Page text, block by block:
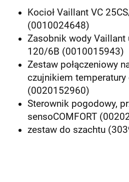
Kocioł Vaillant VC
(0010024648)
Zasobnik wody Vaillant
120/6B (0010015943)
Zestaw połączeniowy
czujnikiem temperatury
(0020152960)
Sterownik pogodowy,
sensoCOMFORT
zestaw do szachtu